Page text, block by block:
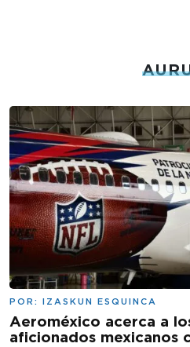
POR: IZASKUN ESQUINCA
Aeroméxico acerca a
aficionados mexicanos